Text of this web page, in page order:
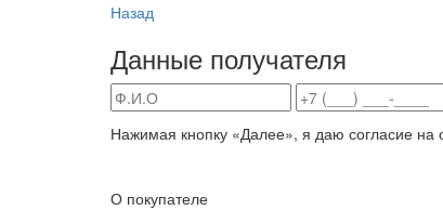
Назад
Данные получателя
Нажимая кнопку «Далее», я даю согласие на
О покупателе